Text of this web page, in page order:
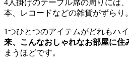
4人掛けのテーブル席の周りには
本、レコードなどの雑貨がずらり。
1つひとつのアイテムがどれもハ
来、こんなおしゃれなお部屋に
まうほどです。